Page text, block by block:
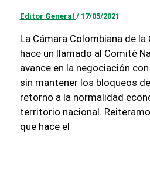
Editor General / 17/05/2021
La Cámara Colombiana de
hace un llamado al Comité
avance en la negociación
sin mantener los bloqueos
retorno a la normalidad
territorio nacional.
que hace el